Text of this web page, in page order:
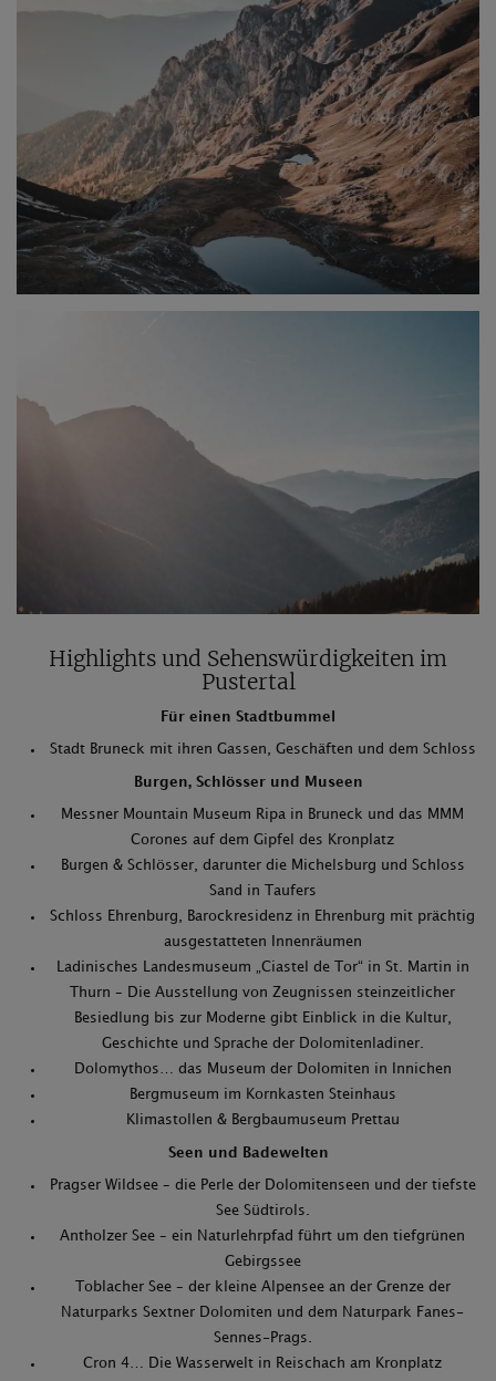
Highlights und Sehenswürdigkeiten im
Pustertal
Für einen Stadtbummel
Stadt Bruneck mit ihren Gassen, Geschäften und dem Schloss
Burgen, Schlösser und Museen
Messner Mountain Museum Ripa in Bruneck und das MMM
Corones auf dem Gipfel des Kronplatz
Burgen & Schlösser, darunter die Michelsburg und Schloss
Sand in Taufers
Schloss Ehrenburg, Barockresidenz in Ehrenburg mit prächtig
ausgestatteten Innenräumen
Ladinisches Landesmuseum „Ciastel de Tor“ in St. Martin in
Thurn – Die Ausstellung von Zeugnissen steinzeitlicher
Besiedlung bis zur Moderne gibt Einblick in die Kultur,
Geschichte und Sprache der Dolomitenladiner.
Dolomythos… das Museum der Dolomiten in Innichen
Bergmuseum im Kornkasten Steinhaus
Klimastollen & Bergbaumuseum Prettau
Seen und Badewelten
Pragser Wildsee – die Perle der Dolomitenseen und der tiefste
See Südtirols.
Antholzer See – ein Naturlehrpfad führt um den tiefgrünen
Gebirgssee
Toblacher See – der kleine Alpensee an der Grenze der
Naturparks Sextner Dolomiten und dem Naturpark Fanes-
Sennes-Prags.
Cron 4… Die Wasserwelt in Reischach am Kronplatz